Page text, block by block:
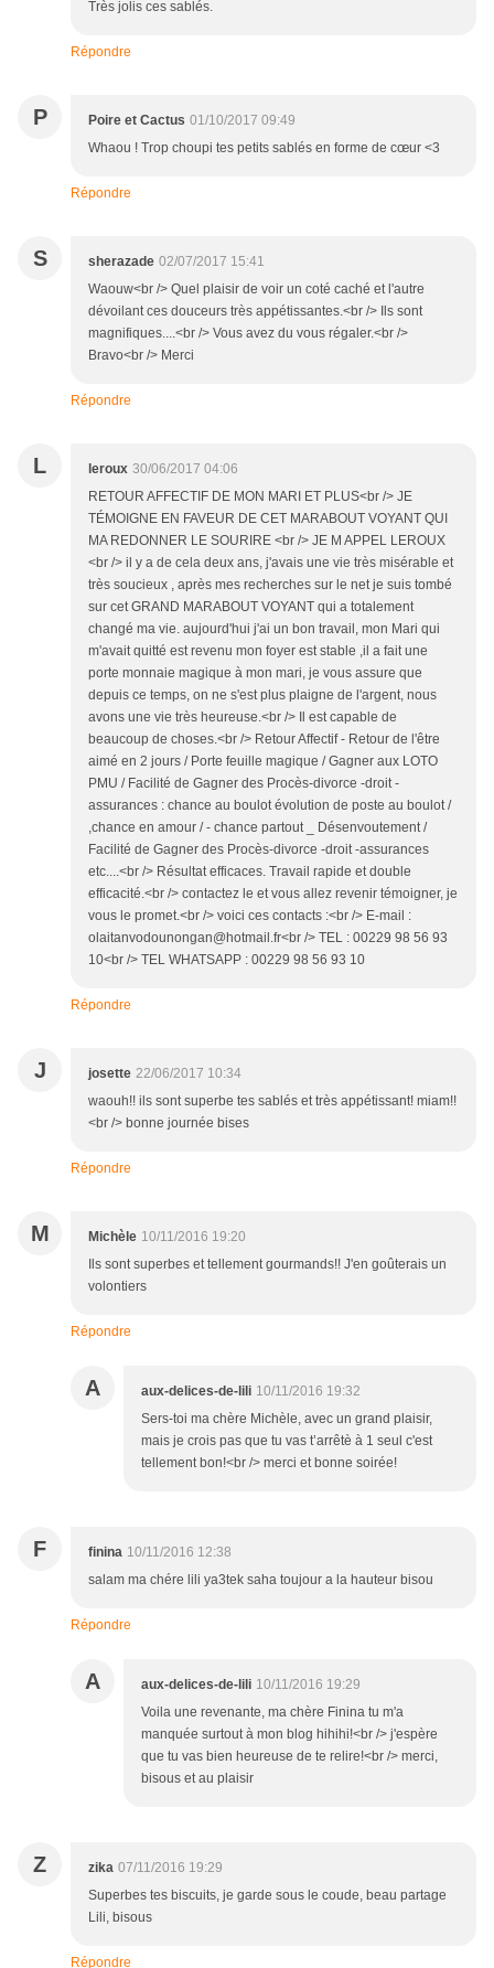
Très jolis ces sablés.
Répondre
P Poire et Cactus 01/10/2017 09:49
Whaou ! Trop choupi tes petits sablés en forme de cœur <3
Répondre
S sherazade 02/07/2017 15:41
Waouw<br /> Quel plaisir de voir un coté caché et l'autre
dévoilant ces douceurs très appétissantes.<br /> Ils sont
magnifiques....<br /> Vous avez du vous régaler.<br />
Bravo<br /> Merci
Répondre
L leroux 30/06/2017 04:06
RETOUR AFFECTIF DE MON MARI ET PLUS<br /> JE
TÉMOIGNE EN FAVEUR DE CET MARABOUT VOYANT QUI
MA REDONNER LE SOURIRE <br /> JE M APPEL LEROUX
<br /> il y a de cela deux ans, j'avais une vie très misérable et
très soucieux , après mes recherches sur le net je suis tombé
sur cet GRAND MARABOUT VOYANT qui a totalement
changé ma vie. aujourd'hui j'ai un bon travail, mon Mari qui
m'avait quitté est revenu mon foyer est stable ,il a fait une
porte monnaie magique à mon mari, je vous assure que
depuis ce temps, on ne s'est plus plaigne de l'argent, nous
avons une vie très heureuse.<br /> Il est capable de
beaucoup de choses.<br /> Retour Affectif - Retour de l'être
aimé en 2 jours / Porte feuille magique / Gagner aux LOTO
PMU / Facilité de Gagner des Procès-divorce -droit -
assurances : chance au boulot évolution de poste au boulot /
,chance en amour / - chance partout _ Désenvoutement /
Facilité de Gagner des Procès-divorce -droit -assurances
etc....<br /> Résultat efficaces. Travail rapide et double
efficacité.<br /> contactez le et vous allez revenir témoigner, je
vous le promet.<br /> voici ces contacts :<br /> E-mail :
olaitanvodounongan@hotmail.fr<br /> TEL : 00229 98 56 93
10<br /> TEL WHATSAPP : 00229 98 56 93 10
Répondre
J josette 22/06/2017 10:34
waouh!! ils sont superbe tes sablés et très appétissant! miam!!
<br /> bonne journée bises
Répondre
M Michèle 10/11/2016 19:20
Ils sont superbes et tellement gourmands!! J'en goûterais un
volontiers
Répondre
A aux-delices-de-lili 10/11/2016 19:32
Sers-toi ma chère Michèle, avec un grand plaisir,
mais je crois pas que tu vas t’arrêtè à 1 seul c'est
tellement bon!<br /> merci et bonne soirée!
F finina 10/11/2016 12:38
salam ma chére lili ya3tek saha toujour a la hauteur bisou
Répondre
A aux-delices-de-lili 10/11/2016 19:29
Voila une revenante, ma chère Finina tu m'a
manquée surtout à mon blog hihihi!<br /> j'espère
que tu vas bien heureuse de te relire!<br /> merci,
bisous et au plaisir
Z zika 07/11/2016 19:29
Superbes tes biscuits, je garde sous le coude, beau partage
Lili, bisous
Répondre